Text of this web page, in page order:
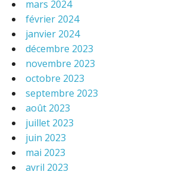
mars 2024
février 2024
janvier 2024
décembre 2023
novembre 2023
octobre 2023
septembre 2023
août 2023
juillet 2023
juin 2023
mai 2023
avril 2023